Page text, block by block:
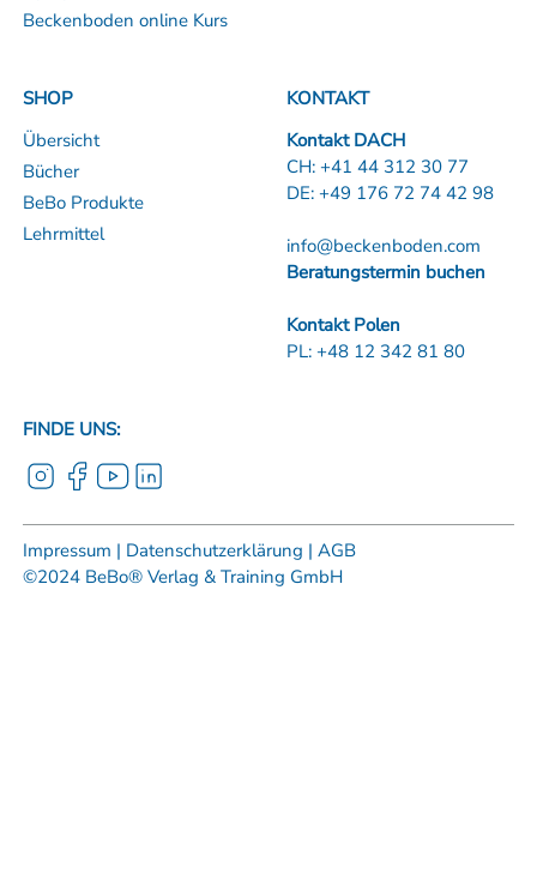
Beckenboden online Kurs
SHOP
Übersicht
Bücher
BeBo Produkte
Lehrmittel
KONTAKT
Kontakt DACH
CH: +41 44 312 30 77
DE: +49 176 72 74 42 98
info@beckenboden.com
Beratungstermin buchen
Kontakt Polen
PL: +48 12 342 81 80
FINDE UNS:
Impressum | Datenschutzerklärung | AGB
©2024 BeBo® Verlag & Training GmbH